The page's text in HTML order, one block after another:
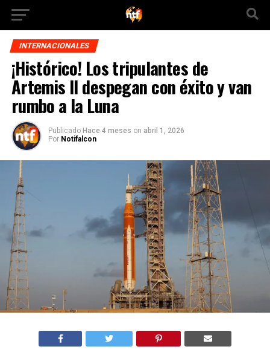
INTERNACIONALES
¡Histórico! Los tripulantes de
Artemis II despegan con éxito y van
rumbo a la Luna
Publicado Hace 4 meses on abril 1, 2026
Por Notifalcon